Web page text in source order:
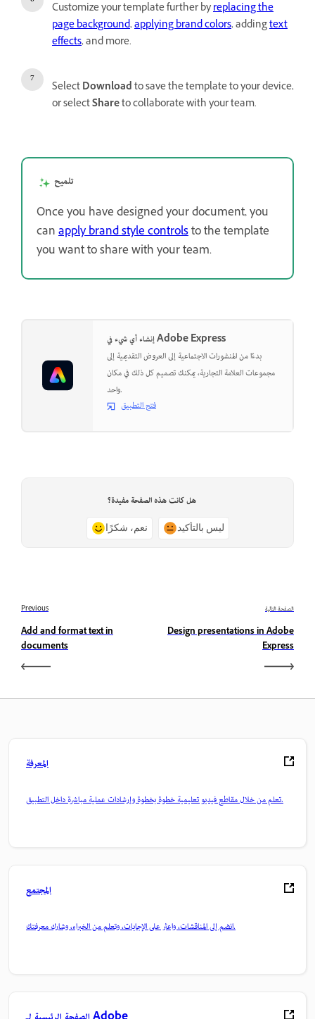
Customize your template further byreplacing the
page background,applying brand colors, addingtext
effects, and more.
SelectDownloadto save the template to your device,
or selectShareto collaborate with your team.
تلميح
Once you have designed your document, you
canapply brand style controlsto the template
you want to share with your team.
إنشاء أي شيء في Adobe Express
بدءًا من المنشورات الاجتماعية إلى العروض التقديمية إلى
مجموعات العلامة التجارية، يمكنك تصميم كل ذلك في مكان
واحد.
فتح التطبيق
هل كانت هذه الصفحة مفيدة؟
نعم، شكرًا ليس بالتأكيد
Previous
Add and format text in
documents
الصفحة التالية
Design presentations in Adobe
Express
المعرفة
تعلم من خلال مقاطع فيديو تعليمية خطوة بخطوة وإرشادات عملية مباشرة داخل التطبيق.
المجتمع
انضم إلى المناقشات، واعثر على الإجابات، وتعلم من الخبراء، وشارك معرفتك.